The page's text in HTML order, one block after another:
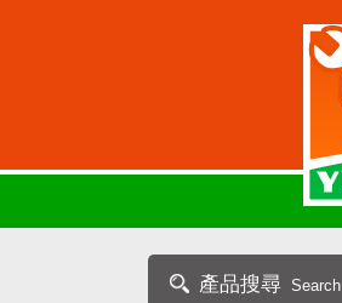
產品搜尋 Search